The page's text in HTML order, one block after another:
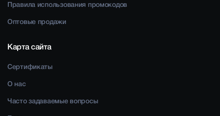
Правила использования промокодов
Оптовые продажи
Карта сайта
Сертификаты
О нас
Часто задаваемые вопросы